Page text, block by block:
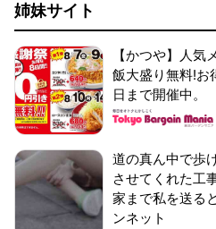
姉妹サイト
【かつや】人
飯大盛り無料!お
日まで開催中。
道の真ん中で歩
させてくれた工
家まで私を送る
ンネット